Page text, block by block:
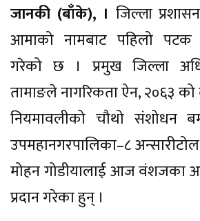
जानकी (बाँके), । जिल्ला
आमाको नामबाट पहिलो पटक
गरेको छ । प्रमुख जिल्ला
तामाङले नागरिकता ऐन, २०६३ को
नियमावलीको चौथो संशोधन
उपमहानगरपालिका–८
मोहन गोडीयालाई आज वंशजका
प्रदान गरेका हुन् ।